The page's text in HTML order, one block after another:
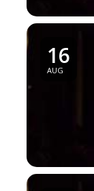
16
AUG